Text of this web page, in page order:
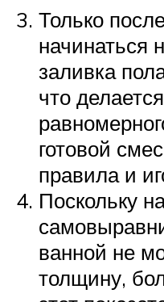
Только
начинаться
заливка
что
готовой
правила и
Поскольку
ванной не
толщину,